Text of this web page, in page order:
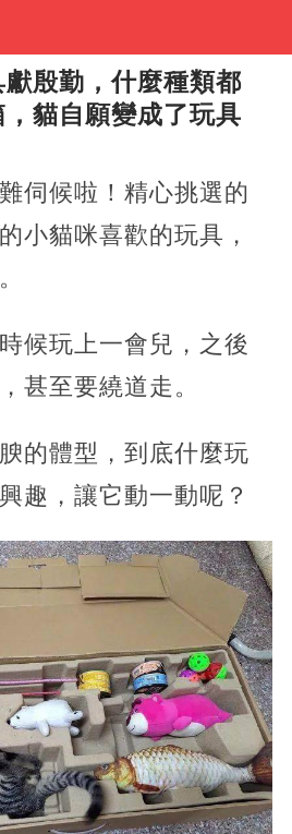
殷勤，什麼種類都
貓自願變成了玩具
伺候啦！精心挑選的
小貓咪喜歡的玩具，
候玩上一會兒，之後
甚至要繞道走。
的體型，到底什麼玩
趣，讓它動一動呢？